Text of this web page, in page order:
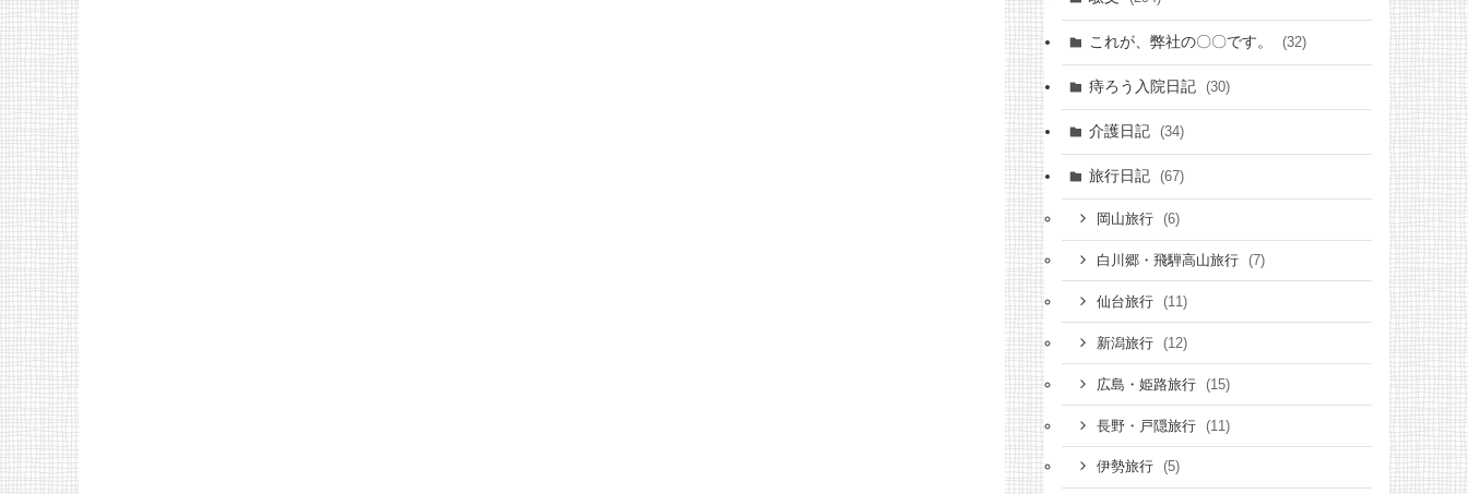
これが、弊社の〇〇です。 (32)
痔ろう入院日記 (30)
介護日記 (34)
旅行日記 (67)
岡山旅行 (6)
白川郷・飛騨高山旅行 (7)
仙台旅行 (11)
新潟旅行 (12)
広島・姫路旅行 (15)
長野・戸隠旅行 (11)
伊勢旅行 (5)